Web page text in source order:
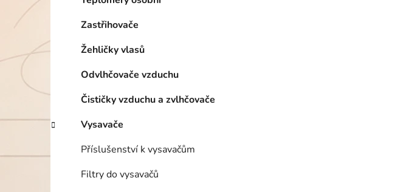
Zastřihovače
Žehličky vlasů
Odvlhčovače vzduchu
Čističky vzduchu a zvlhčovače
Vysavače
Příslušenství k vysavačům
Filtry do vysavačů